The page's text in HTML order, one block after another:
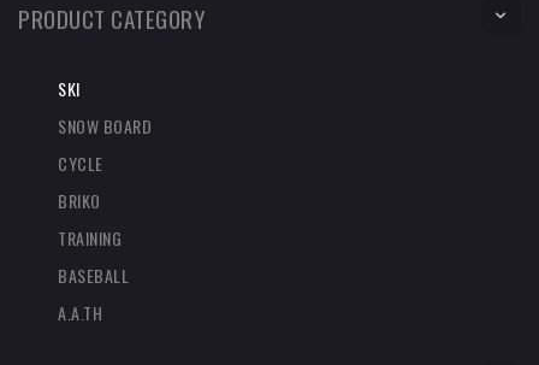
PRODUCT CATEGORY
SKI
SNOW BOARD
CYCLE
BRIKO
TRAINING
BASEBALL
A.A.TH